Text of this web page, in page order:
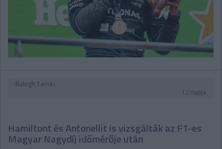
Balogh Tamás
12 napja
Hamiltont és Antonellit is vizsgálták az F1-es
Magyar Nagydíj időmérője után